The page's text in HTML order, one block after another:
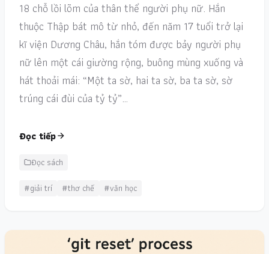
18 chỗ lồi lõm của thân thể người phụ nữ. Hắn
thuộc Thập bát mô từ nhỏ, đến năm 17 tuổi trở lại
kĩ viện Dương Châu, hắn tóm được bảy người phụ
nữ lên một cái giường rộng, buông mùng xuống và
hát thoải mái: “Một ta sờ, hai ta sờ, ba ta sờ, sờ
trúng cái đùi của tỷ tỷ”…
Đọc tiếp
Đọc sách
#giải trí
#thơ chế #văn học